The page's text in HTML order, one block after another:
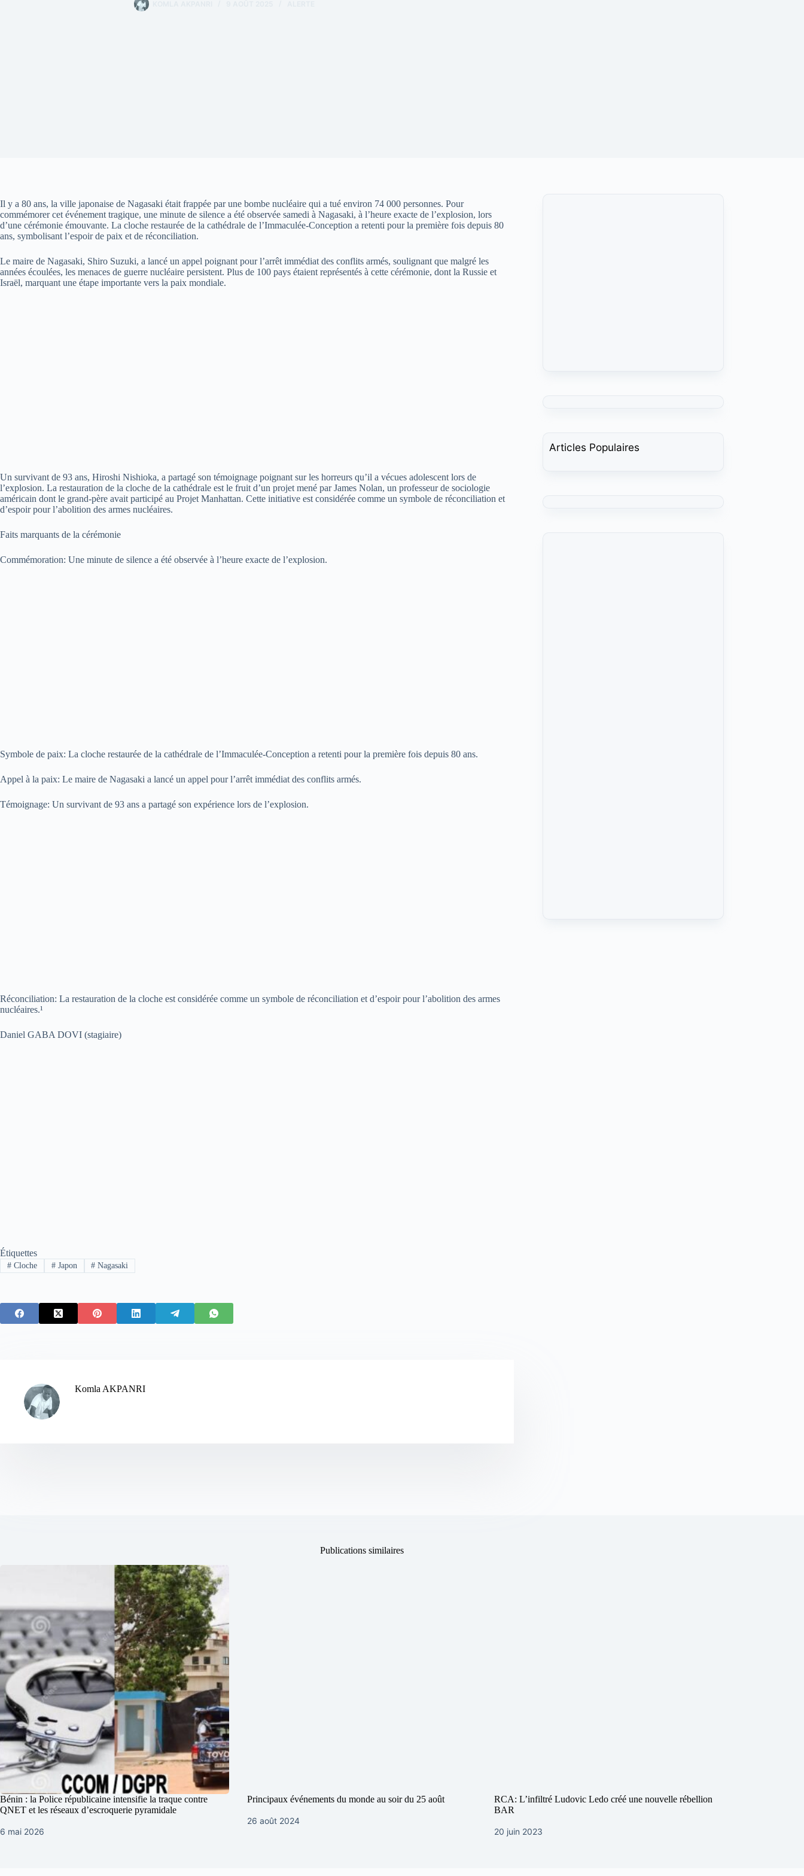
Il y a 80 ans, la ville japonaise de Nagasaki était frappée par une bombe nucléaire qui a tué environ 74 000 personnes. Pour
commémorer cet événement tragique, une minute de silence a été observée samedi à Nagasaki, à l’heure exacte de l’explosion, lors
d’une cérémonie émouvante. La cloche restaurée de la cathédrale de l’Immaculée-Conception a retenti pour la première fois depuis 80
ans, symbolisant l’espoir de paix et de réconciliation.
Le maire de Nagasaki, Shiro Suzuki, a lancé un appel poignant pour l’arrêt immédiat des conflits armés, soulignant que malgré les
années écoulées, les menaces de guerre nucléaire persistent. Plus de 100 pays étaient représentés à cette cérémonie, dont la Russie et
Israël, marquant une étape importante vers la paix mondiale.
Un survivant de 93 ans, Hiroshi Nishioka, a partagé son témoignage poignant sur les horreurs qu’il a vécues adolescent lors de
l’explosion. La restauration de la cloche de la cathédrale est le fruit d’un projet mené par James Nolan, un professeur de sociologie
américain dont le grand-père avait participé au Projet Manhattan. Cette initiative est considérée comme un symbole de réconciliation et
d’espoir pour l’abolition des armes nucléaires.
Faits marquants de la cérémonie
Commémoration: Une minute de silence a été observée à l’heure exacte de l’explosion.
Symbole de paix: La cloche restaurée de la cathédrale de l’Immaculée-Conception a retenti pour la première fois depuis 80 ans.
Appel à la paix: Le maire de Nagasaki a lancé un appel pour l’arrêt immédiat des conflits armés.
Témoignage: Un survivant de 93 ans a partagé son expérience lors de l’explosion.
Réconciliation: La restauration de la cloche est considérée comme un symbole de réconciliation et d’espoir pour l’abolition des armes
nucléaires.¹
Daniel GABA DOVI (stagiaire)
Étiquettes
#Cloche #Japon # Nagasaki
Komla AKPANRI
Articles Populaires
Publications similaires
Bénin : la Police républicaine intensifie la traque contre
QNET et les réseaux d’escroquerie pyramidale
6 mai 2026
Principaux événements du monde au soir du 25 août
26 août 2024
RCA: L’infiltré Ludovic Ledo créé une nouvelle rébellion
BAR
20 juin 2023